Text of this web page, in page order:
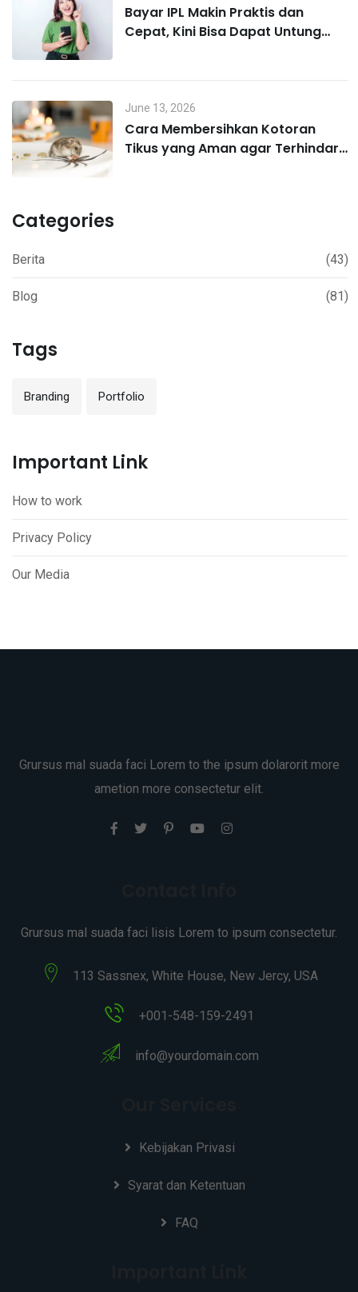
Bayar IPL Makin Praktis dan
Cepat, Kini Bisa Dapat Untung
June 13, 2026
Cara Membersihkan Kotoran
Tikus yang Aman agar Terhindar
Categories
Berita (43)
Blog (81)
Tags
Branding Portfolio
Important Link
How to work
Privacy Policy
Our Media
Grursus mal suada faci Lorem to the ipsum dolarorit more
ametion more consectetur elit.
Grursus mal suada faci lisis Lorem to ipsum consectetur.
113 Sassnex, White House, New Jercy, USA
+001-548-159-2491
info@yourdomain.com
Kebijakan Privasi
Syarat dan Ketentuan
FAQ